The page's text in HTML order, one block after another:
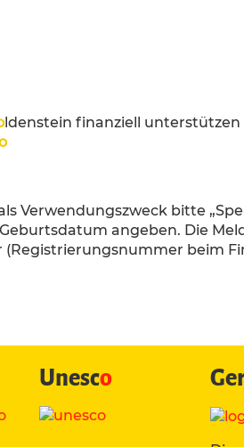
ldenstein finanziell unterstützen
Verwendungszweck bitte
angeben. Die
beim
Unesco